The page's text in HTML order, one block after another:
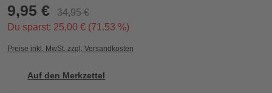
9,95 €
34,95 €
Du sparst: 25,00 € (71.53 %)
Preise inkl. MwSt. zzgl. Versandkosten
Auf den Merkzettel